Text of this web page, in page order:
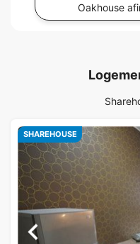
Oakhouse
SHAREHOUSE